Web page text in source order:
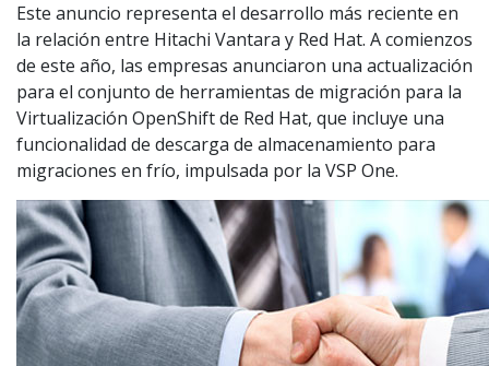
Este anuncio representa el desarrollo más reciente en
la relación entre Hitachi Vantara y Red Hat. A comienzos
de este año, las empresas anunciaron una actualización
para el conjunto de herramientas de migración para la
Virtualización OpenShift de Red Hat, que incluye una
funcionalidad de descarga de almacenamiento para
migraciones en frío, impulsada por la VSP One.